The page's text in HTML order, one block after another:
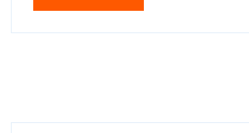
tovább